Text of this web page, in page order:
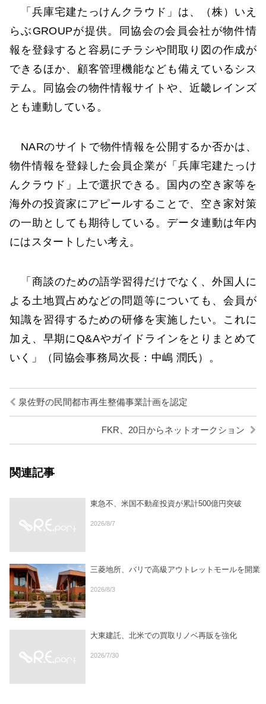
「兵庫宅建たっけんクラウド」は、（株）いえ
らぶGROUPが提供。同協会の会員会社が物件情
報を登録すると容易にチラシや間取り図の作成が
できるほか、顧客管理機能なども備えているシス
テム。同協会の物件情報サイトや、近畿レインズ
とも連動している。
NARのサイトで物件情報を公開するか否かは、
物件情報を登録した会員企業が「兵庫宅建たっけ
んクラウド」上で選択できる。国内の空き家等を
海外の投資家にアピールすることで、空き家対策
の一助としても期待している。データ連動は年内
にはスタートしたい考え。
「商談のための語学習得だけでなく、外国人に
よる土地買占めなどの問題等についても、会員が
知識を習得するための研修を実施したい。これに
加え、早期にQ&Aやガイドラインをとりまとめて
いく」（同協会事務局次長：中嶋 潤氏）。
泉佐野の民間都市再生整備事業計画を認定
FKR、20日からネットオークション
関連記事
東急不、米国不動産投資が累計500億円突破
2026/8/7
三菱地所、バリで高級アウトレットモールを開業
2026/8/3
大東建託、北米での買取リノベ再販を強化
2026/7/30